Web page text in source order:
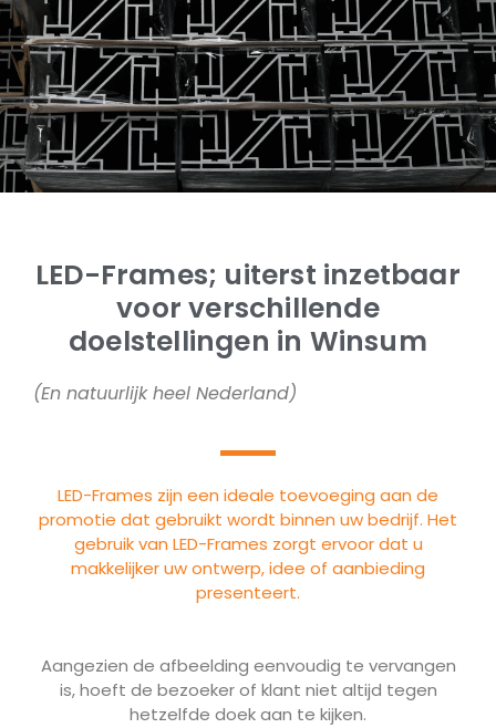
LED-Frames; uiterst inzetbaar
voor verschillende
doelstellingen in Winsum
(En natuurlijk heel Nederland)
LED-Frames zijn een ideale toevoeging aan de
promotie dat gebruikt wordt binnen uw bedrijf. Het
gebruik van LED-Frames zorgt ervoor dat u
makkelijker uw ontwerp, idee of aanbieding
presenteert.
Aangezien de afbeelding eenvoudig te vervangen
is, hoeft de bezoeker of klant niet altijd tegen
hetzelfde doek aan te kijken.